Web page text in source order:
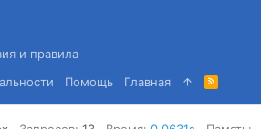
и правила
Помощь Главная
R
S
S